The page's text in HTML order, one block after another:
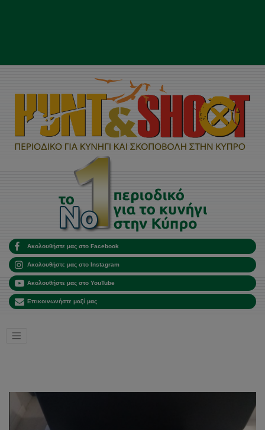
Ακολουθήστε μας στο Facebook
Ακολουθήστε μας στο Instagram
Ακολουθήστε μας στο YouTube
Επικοινωνήστε μαζί μας